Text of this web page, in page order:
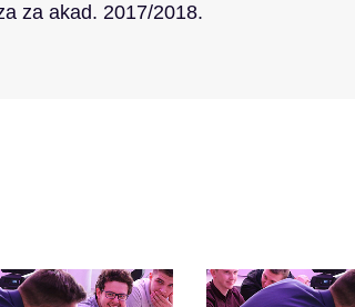
za akad. 2017/2018.